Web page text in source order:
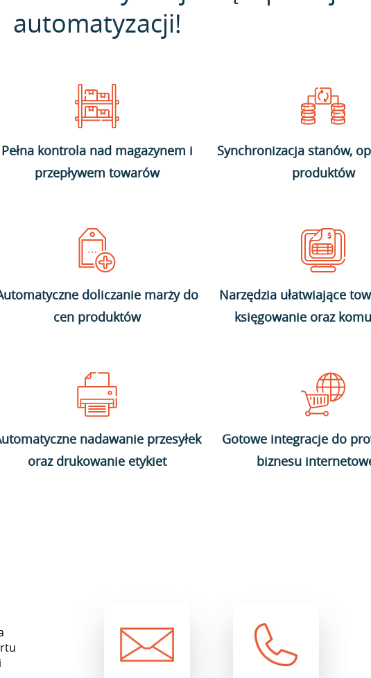
automatyzacji!
Pełna kontrola nad magazynem i
przepływem towarów
Synchronizacja stanów,
produktów
doliczanie marży do
cen produktów
Narzędzia ułatwiające
księgowanie oraz
nadawanie przesyłek
oraz drukowanie etykiet
Gotowe integracje do
biznesu